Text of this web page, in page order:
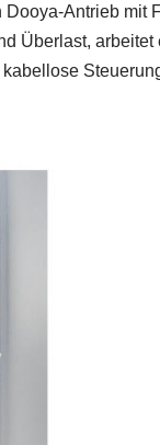
Antrieb mit
Überlast,